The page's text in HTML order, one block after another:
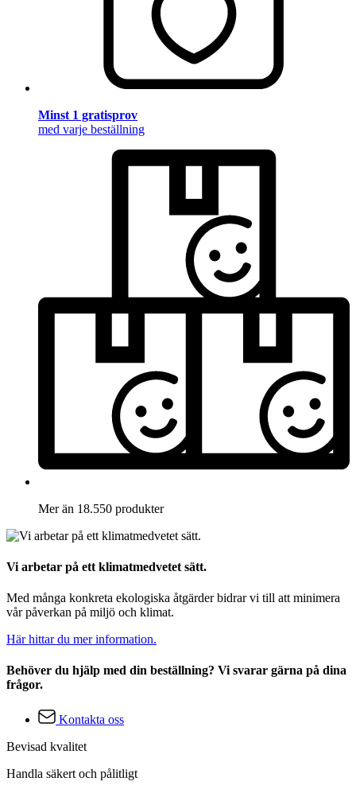
Minst 1 gratisprov
med varje beställning
Mer än 18.550 produkter
Vi arbetar på ett klimatmedvetet sätt.
Med många konkreta ekologiska åtgärder bidrar vi till att minimera
vår påverkan på miljö och klimat.
Här hittar du mer information.
Behöver du hjälp med din beställning? Vi svarar gärna på dina
frågor.
Kontakta oss
Bevisad kvalitet
Handla säkert och pålitligt